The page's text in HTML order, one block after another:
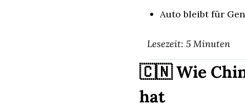
Auto bleibt für
Lesezeit: 5 Minuten
🇨🇳 Wie
hat